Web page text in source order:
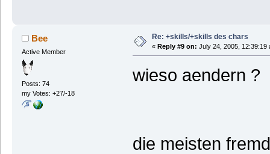
Bee
Active Member
Posts: 74
my Votes: +27/-18
Re: +skills/+skills des chars
« Reply #9 on: July 24, 2005, 12:39:19
wieso aendern ?
die meisten